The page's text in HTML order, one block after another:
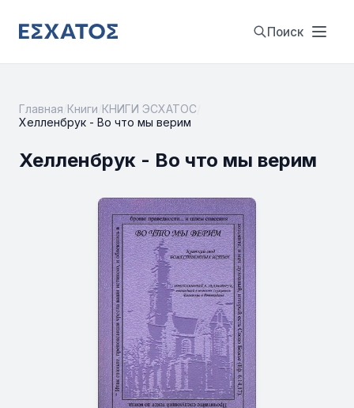
Поиск
Главная Книги КНИГИ ЭСХАТОС
Хелленбрук - Во что мы верим
Хелленбрук - Во что мы верим